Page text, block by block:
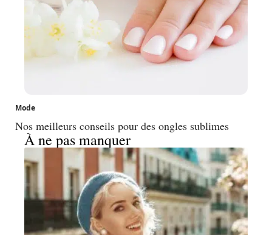
Mode
Nos meilleurs conseils pour des ongles sublimes
À ne pas manquer